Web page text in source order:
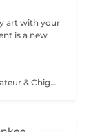
art with your
is a new
Essai + Jour J + Shampoing + Brushing avec fixateur & Chignon